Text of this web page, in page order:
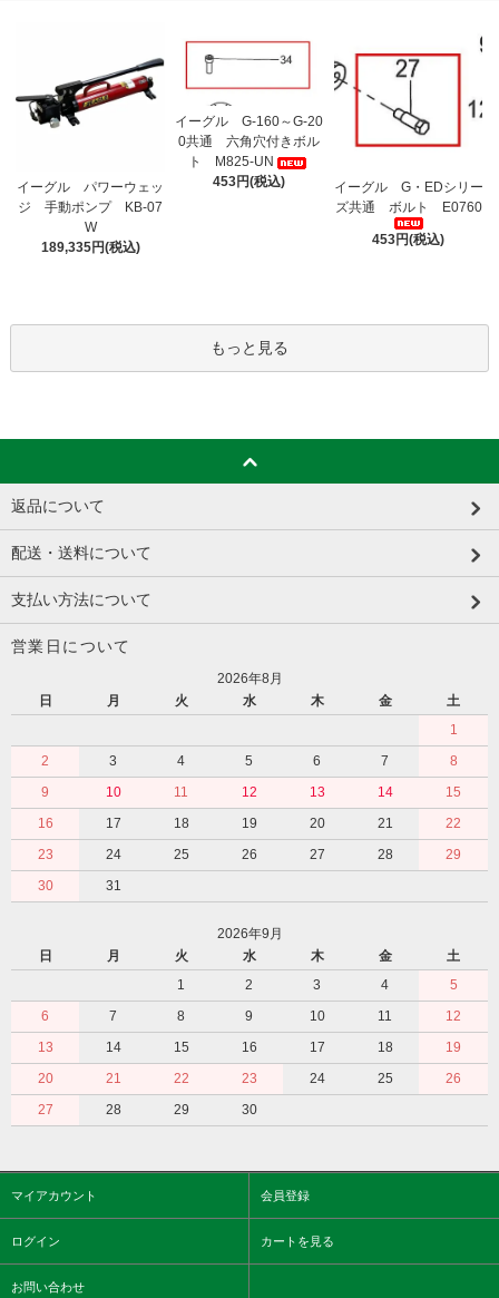
イーグル パワーウェッ
ジ 手動ポンプ KB-07
W
189,335円(税込)
イーグル G-160～G-20
0共通 六角穴付きボル
ト M825-UN
453円(税込)
イーグル G・EDシリー
ズ共通 ボルト E0760
453円(税込)
もっと見る
返品について
配送・送料について
支払い方法について
営業日について
2026年8月
日
月 火 水 木 金
土
1
2
3 4 5 6 7
8
9
10 11 12 13 14
15
16
17 18 19 20 21
22
23
24 25 26 27 28
29
30
31
2026年9月
日
月 火 水 木 金
土
1
2 3 4
5
6
7 8 9 10 11
12
13
14 15 16 17 18
19
20
21 22 23 24 25
26
27
28 29 30
マイアカウント 会員登録
ログイン カートを見る
お問い合わせ